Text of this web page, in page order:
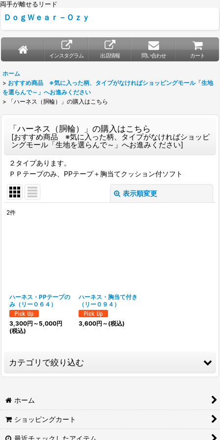
両手が離せるリード
ＤｏｇＷｅａｒ－Ｏｚｙ
インスタグラム 出店情報 問い合わせ カート
ホーム
> おすすめ商品 ※気に入った柄、タイプがなければショッピングモール「生地
を選らんで～」へお進みください
>
「ハーネス（胴輪）」の購入はこちら
「ハーネス（胴輪）」の購入はこちら
[おすすめ商品 ※気に入った柄、タイプがなければショッピ
ングモール「生地を選らんで～」へお進みください]
２タイプあります。
ＰＰテープのみ、PPテープ＋胸当てクッション付ソフト
表示順変更
サブカテゴリ
絞り込む
2件
ハーネス・PPテープの
み（リー０６４）
3,300円 ～5,000円
(税込)
ハーネス・胸当て付き
（リー０９４）
3,600円 ～ (税込)
カテゴリで絞り込む
⇒「肉球柄・わんこ柄・動物系」生地を選らんで【カスタム
ホーム
ショッピングカート
最近チェックしたアイテム